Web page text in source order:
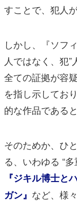
すことで、犯人
しかし、『ソフ
人ではなく、犯
全ての証拠が容
を指し示してお
的な作品である
そのためか、ひ
る、いわゆる “
『ジキル博士と
ガン』 など、様